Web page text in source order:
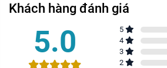
Khách hàng đánh giá
5.0 5
4
3
2